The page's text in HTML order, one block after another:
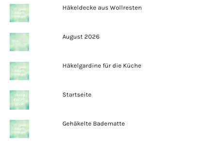
Häkeldecke aus Wollresten
August 2026
Häkelgardine für die Küche
Startseite
Gehäkelte Badematte